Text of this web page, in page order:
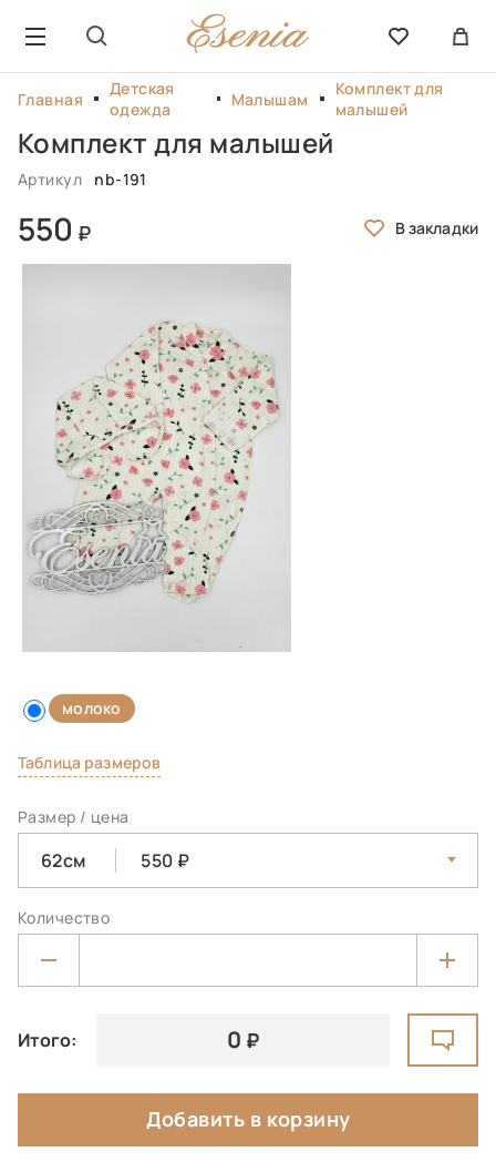
Главная
Детская
одежда
Малышам
Комплект для
малышей
Комплект для малышей
Артикул nb-191
550
молоко
Таблица размеров
Размер / цена
62см 550
Количество
Итого: 0
Добавить в корзину